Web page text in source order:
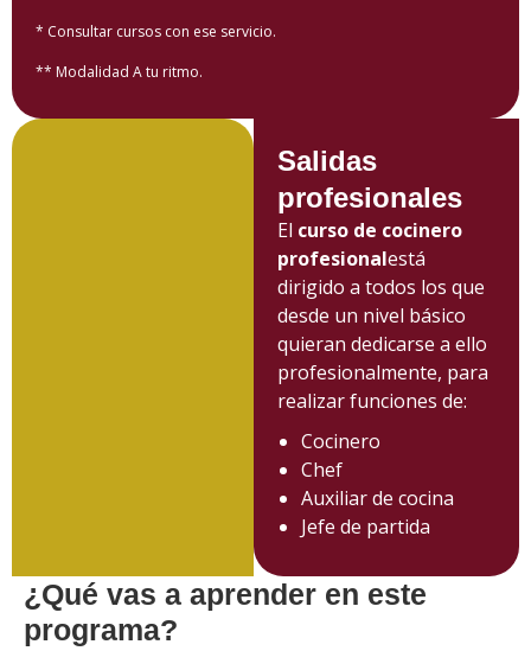
* Consultar cursos con ese servicio.
** Modalidad A tu ritmo.
Salidas
profesionales
El curso de cocinero
profesionalestá
dirigido a todos los que
desde un nivel básico
quieran dedicarse a ello
profesionalmente, para
realizar funciones de:
Cocinero
Chef
Auxiliar de cocina
Jefe de partida
¿Qué vas a aprender en este
programa?